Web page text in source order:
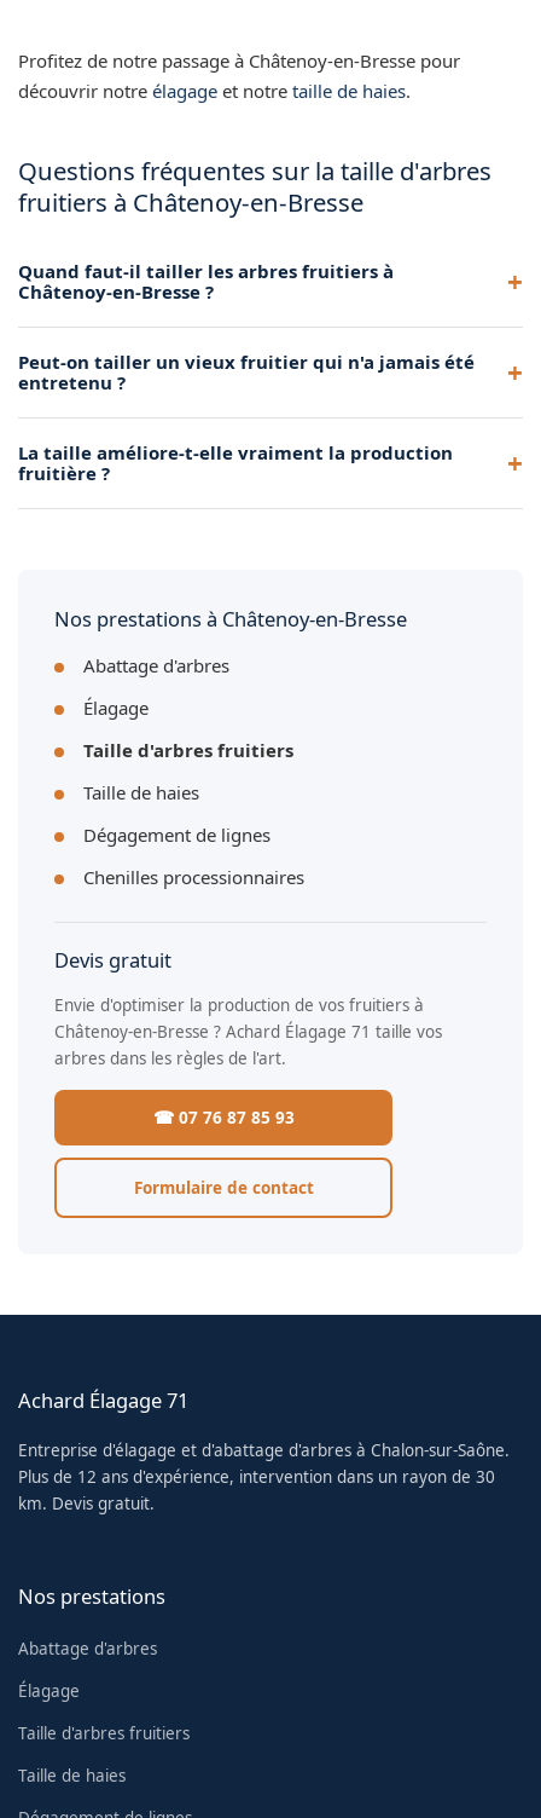
Profitez de notre passage à Châtenoy-en-Bresse pour
découvrir notre élagage et notre taille de haies.
Questions fréquentes sur la taille d'arbres
fruitiers à Châtenoy-en-Bresse
Quand faut-il tailler les arbres fruitiers à
Châtenoy-en-Bresse ?
novembre à mars. Les arbres à noyaux (cerisiers, pruniers)
Peut-on tailler un vieux fruitier qui n'a jamais été
entretenu ?
sur 2 à 3 ans. Nous redonnons forme et vigueur à vos vieux
La taille améliore-t-elle vraiment la production
fruitière ?
Nos prestations à Châtenoy-en-Bresse
Abattage d'arbres
Élagage
Taille d'arbres fruitiers
Taille de haies
Dégagement de lignes
Chenilles processionnaires
Devis gratuit
Envie d'optimiser la production de vos fruitiers à
Châtenoy-en-Bresse ? Achard Élagage 71 taille vos
arbres dans les règles de l'art.
☎ 07 76 87 85 93
Formulaire de contact
Achard Élagage 71
Entreprise d'élagage et d'abattage d'arbres à Chalon-sur-Saône.
Plus de 12 ans d'expérience, intervention dans un rayon de 30
km. Devis gratuit.
Nos prestations
Abattage d'arbres
Élagage
Taille d'arbres fruitiers
Taille de haies